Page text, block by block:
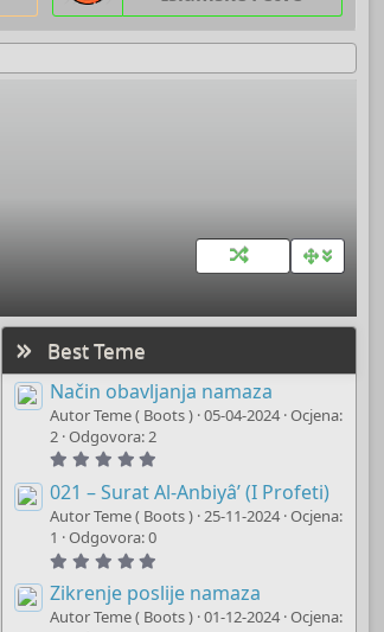
Best Teme
Način obavljanja namaza
Autor Teme ( Boots ) 05-04-2024 Ocjena:
2 Odgovora: 2
0
0
s
(
s
)
021 – Surat Al-Anbiyâ’ (I Profeti)
Autor Teme ( Boots ) 25-11-2024 Ocjena:
1
Odgovora: 0
0
0
s
Zikrenje poslije namaza
Autor Teme ( Boots ) 01-12-2024 Ocjena: